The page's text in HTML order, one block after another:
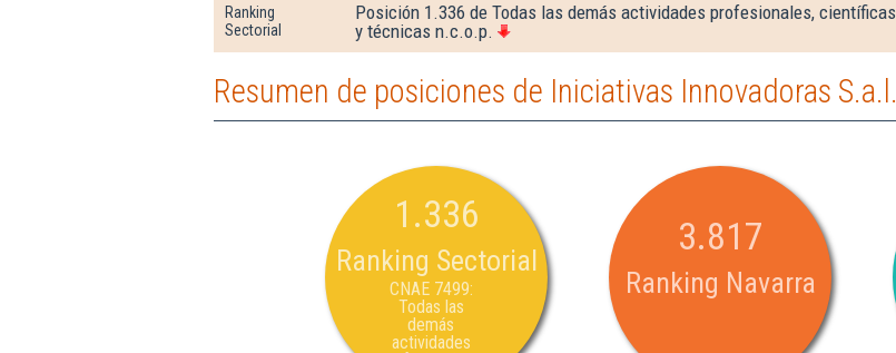
Ranking
Sectorial
Posición 1.336 de Todas las demás actividades profesionales, científicas
y técnicas n.c.o.p.
Resumen de posiciones de Iniciativas Innovadoras S.a.l.
1.336
Ranking Sectorial
CNAE 7499:
Todas las
demás
actividades
3.817
Ranking Navarra